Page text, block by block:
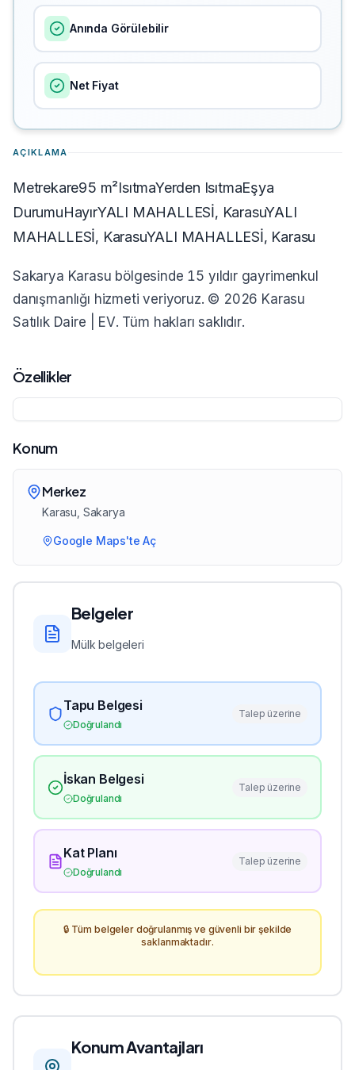
Anında Görülebilir
Net Fiyat
AÇIKLAMA
Metrekare95 m²IsıtmaYerden IsıtmaEşya
DurumuHayırYALI MAHALLESİ, KarasuYALI
MAHALLESİ, KarasuYALI MAHALLESİ, Karasu
Sakarya Karasu bölgesinde 15 yıldır gayrimenkul
danışmanlığı hizmeti veriyoruz. © 2026 Karasu
Satılık Daire | EV. Tüm hakları saklıdır.
Özellikler
Konum
Merkez
Karasu , Sakarya
Google Maps'te Aç
Belgeler
Mülk belgeleri
Tapu Belgesi
Doğrulandı
Talep üzerine
İskan Belgesi
Doğrulandı
Talep üzerine
Kat Planı
Doğrulandı
Talep üzerine
🔒 Tüm belgeler doğrulanmış ve güvenli bir şekilde
saklanmaktadır.
Konum Avantajları